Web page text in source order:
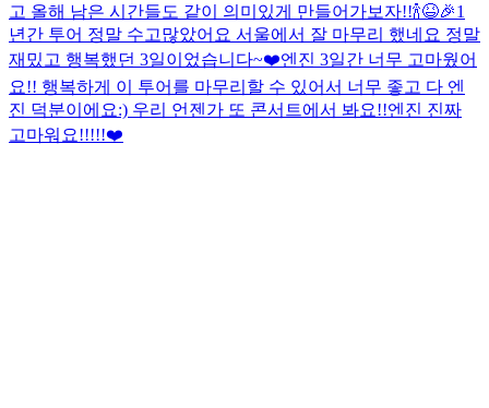
고 올해 남은 시간들도 같이 의미있게 만들어가보자!!🍾😆🎉1
년간 투어 정말 수고많았어요 서울에서 잘 마무리 했네요 정말
재밌고 행복했던 3일이었습니다~❤️엔진 3일간 너무 고마웠어
요!! 행복하게 이 투어를 마무리할 수 있어서 너무 좋고 다 엔
진 덕분이에요:) 우리 언젠가 또 콘서트에서 봐요!!엔진 진짜
고마워요!!!!!❤️